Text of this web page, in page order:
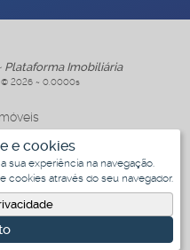
e cookies
sua experiência na navegação.
cookies através do seu navegador.
Plataforma Imobiliária
© 2026 ~ 0.0000s